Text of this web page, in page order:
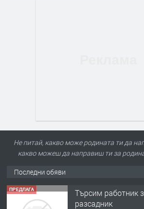
Не питай, какво може родината ти да
какво можеш да направиш ти за
Последни обяви
ПРЕДЛАГА
Търсим работник
разсадник